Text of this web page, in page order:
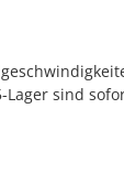
sind